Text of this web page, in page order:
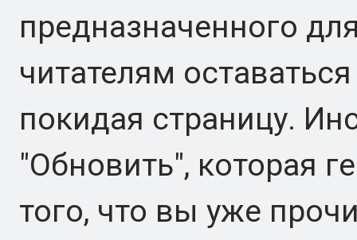
предназначенного
читателям
покидая страницу.
"Обновить", которая
того, что вы уже